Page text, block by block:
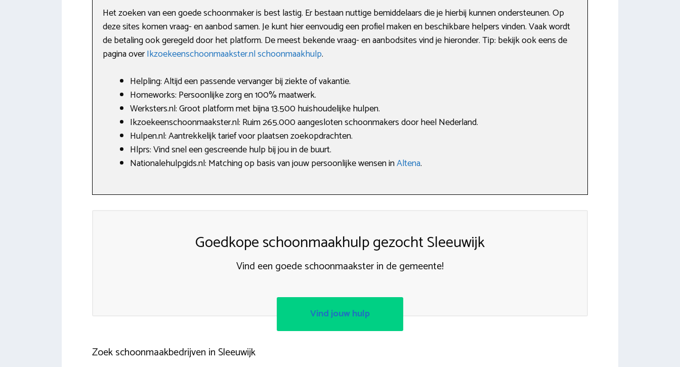
Het zoeken van een goede schoonmaker is best lastig. Er bestaan nuttige bemiddelaars die je hierbij kunnen ondersteunen. Op
deze sites komen vraag- en aanbod samen. Je kunt hier eenvoudig een profiel maken en beschikbare helpers vinden. Vaak wordt
de betaling ook geregeld door het platform. De meest bekende vraag- en aanbodsites vind je hieronder. Tip: bekijk ook eens de
pagina overIkzoekeenschoonmaakster.nl schoonmaakhulp.
Helpling: Altijd een passende vervanger bij ziekte of vakantie.
Homeworks: Persoonlijke zorg en 100% maatwerk.
Werksters.nl: Groot platform met bijna 13.500 huishoudelijke hulpen.
Ikzoekeenschoonmaakster.nl: Ruim 265.000 aangesloten schoonmakers door heel Nederland.
Hulpen.nl: Aantrekkelijk tarief voor plaatsen zoekopdrachten.
Hlprs: Vind snel een gescreende hulp bij jou in de buurt.
Nationalehulpgids.nl: Matching op basis van jouw persoonlijke wensen inAltena.
Goedkope schoonmaakhulp gezocht Sleeuwijk
Vind een goede schoonmaakster in de gemeente!
Vind jouw hulp
Zoek schoonmaakbedrijven in Sleeuwijk